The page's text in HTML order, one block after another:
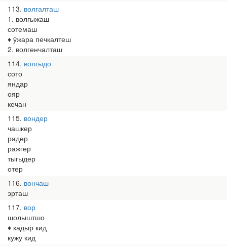
113 волгалташ
1. волгыжаш
сотемаш
♦ ӱжара печкалтеш
2. волгенчалташ
114 волгыдо
сото
яндар
ояр
кечан
115 вондер
чашкер
радер
ражгер
тыгыдер
отер
116 вончаш
эрташ
117 вор
шолыштшо
♦ кадыр кид
кужу кид